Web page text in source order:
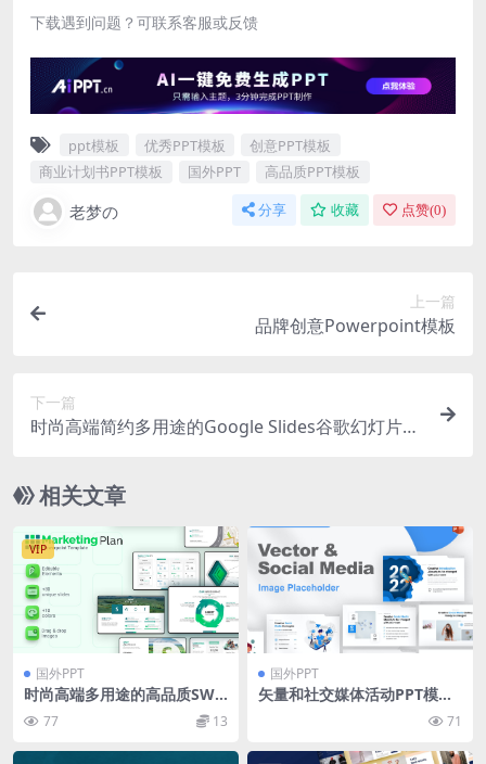
下载遇到问题？可联系客服或反馈
ppt模板 优秀PPT模板
创意PPT模板
商业计划书PPT模板
国外PPT 高品质PPT模板
老梦の 分享 收藏 点赞(0)
上一篇
品牌创意Powerpoint模板
下一篇
时尚高端简约多用途的Google Slides谷歌幻灯片演
相关文章
VIP
国外PPT
时尚高端多用途的高品质SWO
T分析市场营销powerpoint幻
灯片演示模板（pptx）
77 13
国外PPT
矢量和社交媒体活动PPT模板
Vector & Social Media Pow
71